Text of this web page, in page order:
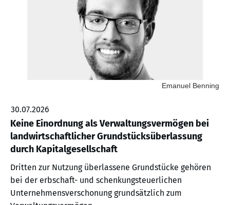
Emanuel Benning
30.07.2026
Keine Einordnung als Verwaltungsvermögen bei
landwirtschaftlicher Grundstücksüberlassung
durch Kapitalgesellschaft
Dritten zur Nutzung überlassene Grundstücke gehören
bei der erbschaft- und schenkungsteuerlichen
Unternehmensverschonung grundsätzlich zum